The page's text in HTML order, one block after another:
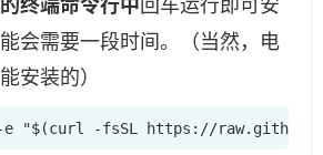
会需要一段时间。（当然，电
安装的）
"$(curl -fsSL https://